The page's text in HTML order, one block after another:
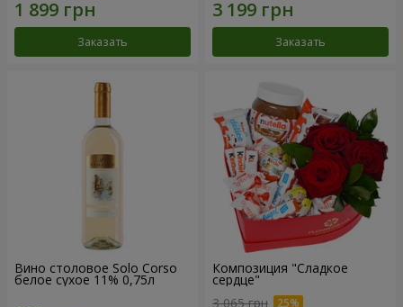
Заказать Заказать
Вино столовое Solo Corso
белое сухое 11% 0,75л
Композиция "Сладкое
сердце"
3 065 грн